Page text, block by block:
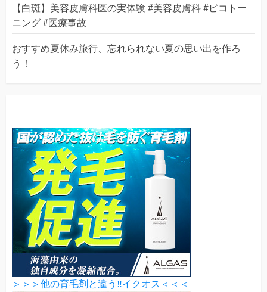
【白斑】美容皮膚科医の実体験 #美容皮膚科 #ピコトー
ニング #医療事故
おすすめ夏休み旅行、忘れられない夏の思い出を作ろ
う！
＞＞＞他の育毛剤と違う‼イクオス＜＜＜